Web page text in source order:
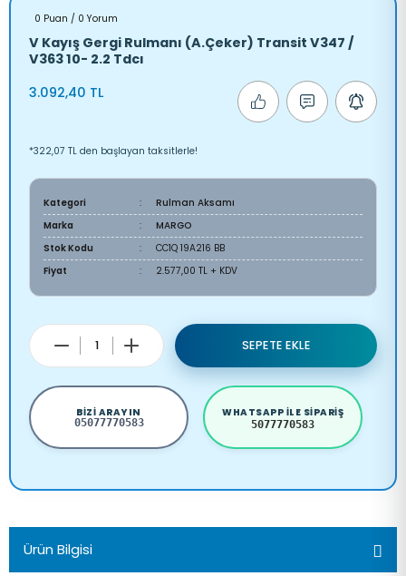
0 Puan / 0 Yorum
V Kayış Gergi Rulmanı (A.Çeker) Transit V347 /
V363 10- 2.2 Tdcı
3.092,40 TL
*322,07 TL den başlayan taksitlerle!
Kategori
Rulman Aksamı
Marka
MARGO
Stok Kodu
CC1Q 19A216 BB
Fiyat
2.577,00 TL + KDV
SEPETE EKLE
BIZI ARAYIN
05077770583
WHATSAPP ILE SIPARIŞ
5077770583
Ürün Bilgisi